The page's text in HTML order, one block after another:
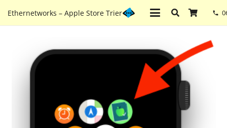
Ethernetworks – Apple Store Trier phone